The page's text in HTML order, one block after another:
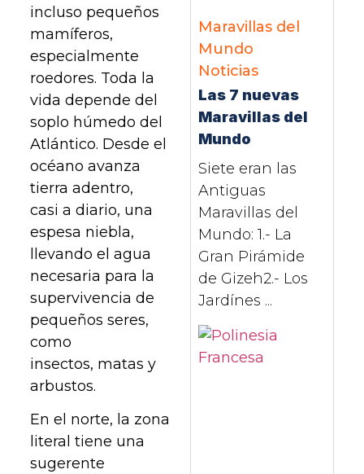
incluso pequeños
mamíferos,
especialmente
roedores. Toda la
vida depende del
soplo húmedo del
Atlántico. Desde el
océano avanza
tierra adentro,
casi a diario, una
espesa niebla,
llevando el agua
necesaria para la
supervivencia de
pequeños seres,
como
insectos, matas y
arbustos.
En el norte, la zona
literal tiene una
sugerente
Maravillas del
Mundo
Noticias
Las 7 nuevas
Maravillas del
Mundo
Siete eran las
Antiguas
Maravillas del
Mundo: 1.- La
Gran Pirámide
de Gizeh2.- Los
Jardínes ...